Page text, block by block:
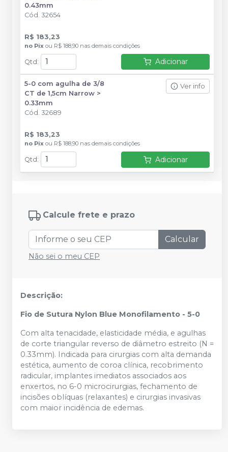
0.43mm
Cód. 32654
R$ 183,23
no Pix ou R$ 188,90 nas demais condições
Qtd: Adicionar
5-0 com agulha de 3/8
CT de 1,5cm Narrow >
0.33mm
Cód. 32689
Ver info
R$ 183,23
no Pix ou R$ 188,90 nas demais condições
Qtd : Adicionar
Calcule frete e prazo
Calcular
Não sei o meu CEP
Descrição:
Fio de Sutura Nylon Blue Monofilamento - 5-0
Com alta tenacidade, elasticidade média, e agulhas
de corte triangular reverso de diâmetro estreito (N =
0.33mm). Indicada para cirurgias com alta demanda
estética, aumento de coroa clínica, recobrimento
radicular, implantes imediatos associados aos
enxertos, no 6-0 microcirurgias, fechamento de
incisões oblíquas (relaxantes) e cirurgias invasivas
com maior incidência de edemas.